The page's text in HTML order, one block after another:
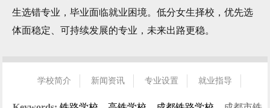
生选错专业，毕业面临就业困境。低分女生择校，优先选
体面稳定、可持续发展的专业，未来出路更稳。
学校简介 新闻资讯 专业设置
就业指导
联系我们